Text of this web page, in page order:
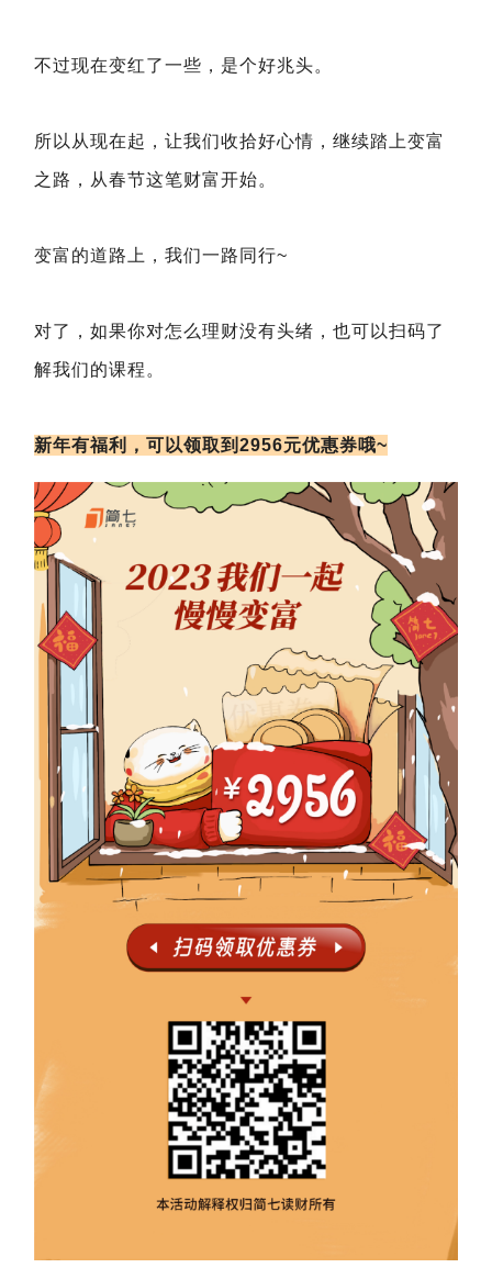
不过现在变红了一些，是个好兆头。
所以从现在起，让我们收拾好心情，继续踏上变富
之路，从春节这笔财富开始。
变富的道路上，我们一路同行~
对了，如果你对怎么理财没有头绪，也可以扫码了
解我们的课程。
新年有福利，可以领取到2956元优惠券哦~